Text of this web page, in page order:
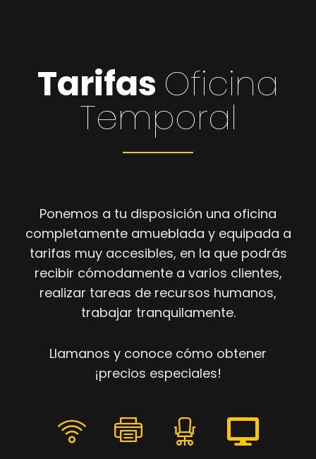
Tarifas Oficina
Temporal
Ponemos a tu disposición una oficina
completamente amueblada y equipada a
tarifas muy accesibles, en la que podrás
recibir cómodamente a varios clientes,
realizar tareas de recursos humanos,
trabajar tranquilamente.
Llamanos y conoce cómo obtener
¡precios especiales!